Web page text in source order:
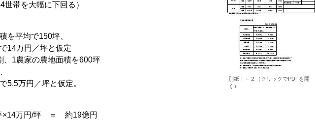
別紙Ⅰ－２（クリックでPDFを開
く）
帯を大幅に下回る）
平均で150坪、
万円／坪と仮定
1農家の農地面積を600坪
万円／坪と仮定。
万円/坪 ＝ 約19億円